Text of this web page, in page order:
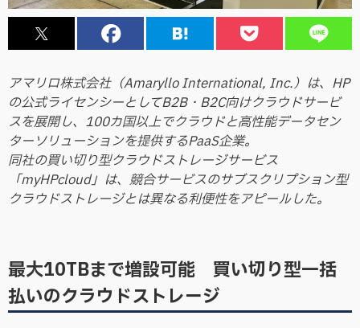
アマリロ株式会社（Amaryllo International, Inc.）は、HP
の公式ライセンシーとしてB2B・B2C向けクラウドサービ
スを展開し、100カ国以上でクラウドと高性能データセン
ターソリューションを提供するPaaS企業。
同社の買い切り型クラウドストレージサービス
「myHPcloud」は、競合サービスのサブスクリプション型
クラウドストレージとは異なる利便性をアピールした。
最大10TBまで増設可能 買い切り型一括
払いのクラウドストレージ